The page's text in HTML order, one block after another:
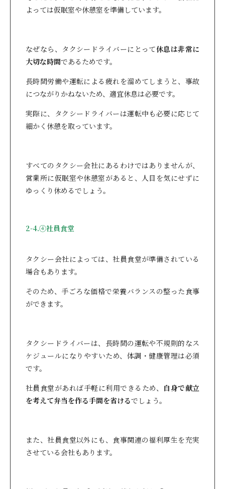
よっては仮眠室や休憩室を準備しています。
なぜなら、タクシードライバーにとって休息は非常に
大切な時間であるためです。
長時間労働や運転による疲れを溜めてしまうと、事故
につながりかねないため、適宜休息は必要です。
実際に、タクシードライバーは運転中も必要に応じて
細かく休憩を取っています。
すべてのタクシー会社にあるわけではありませんが、
営業所に仮眠室や休憩室があると、人目を気にせずに
ゆっくり休めるでしょう。
2-4.④社員食堂
タクシー会社によっては、社員食堂が準備されている
場合もあります。
そのため、手ごろな価格で栄養バランスの整った食事
ができます。
タクシードライバーは、長時間の運転や不規則的なス
ケジュールになりやすいため、体調・健康管理は必須
です。
社員食堂があれば手軽に利用できるため、 自身で献立
を考えて弁当を作る手間を省けるでしょう。
また、社員食堂以外にも、食事関連の福利厚生を充実
させている会社もあります。